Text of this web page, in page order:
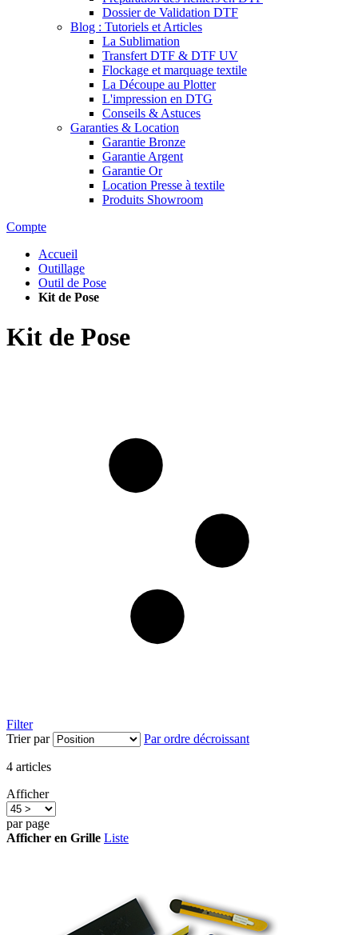
Dossier de Validation DTF
Blog : Tutoriels et Articles
La Sublimation
Transfert DTF & DTF UV
Flockage et marquage textile
La Découpe au Plotter
L'impression en DTG
Conseils & Astuces
Garanties & Location
Garantie Bronze
Garantie Argent
Garantie Or
Location Presse à textile
Produits Showroom
Compte
Accueil
Outillage
Outil de Pose
Kit de Pose
Kit de Pose
Filter
Trier par
Par ordre décroissant
4 articles
Afficher
par page
Afficher en Grille Liste